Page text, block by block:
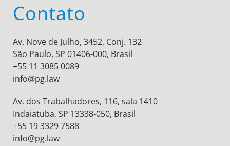
Contato
Av. Nove de Julho, 3452, Conj. 132
São Paulo, SP 01406-000, Brasil
+55 11 3085 0089
info@pg.law
Av. dos Trabalhadores, 116, sala 1410
Indaiatuba, SP 13338-050, Brasil
+55 19 3329 7588
info@pg.law